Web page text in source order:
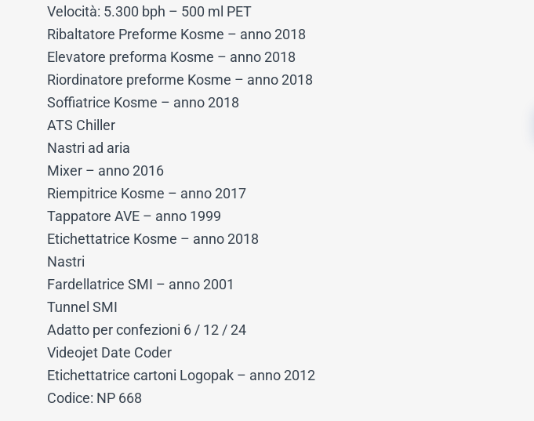
Velocità: 5.300 bph – 500 ml PET
Ribaltatore Preforme Kosme – anno 2018
Elevatore preforma Kosme – anno 2018
Riordinatore preforme Kosme – anno 2018
Soffiatrice Kosme – anno 2018
ATS Chiller
Nastri ad aria
Mixer – anno 2016
Riempitrice Kosme – anno 2017
Tappatore AVE – anno 1999
Etichettatrice Kosme – anno 2018
Nastri
Fardellatrice SMI – anno 2001
Tunnel SMI
Adatto per confezioni 6 / 12 / 24
Videojet Date Coder
Etichettatrice cartoni Logopak – anno 2012
Codice: NP 668